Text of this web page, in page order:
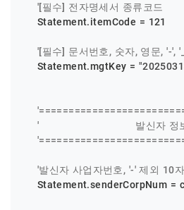
'[필수] 전자명세서 종류코드
    Statement.itemCode =
121
'[필수] 문서번호, 숫자, 영문, '-',
    Statement.mgtKey =
'                               발신자 정
'발신자 사업자번호, '-' 제외 10
Statement.senderCorpNum =